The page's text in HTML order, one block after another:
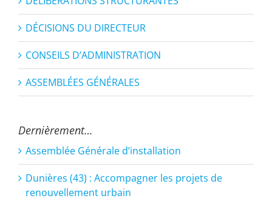
DÉCISIONS DU DIRECTEUR
CONSEILS D’ADMINISTRATION
ASSEMBLÉES GÉNÉRALES
Dernièrement…
Assemblée Générale d’installation
Dunières (43) : Accompagner les projets de
renouvellement urbain